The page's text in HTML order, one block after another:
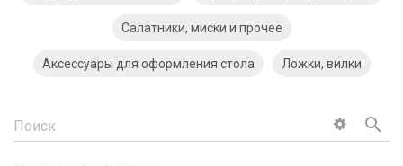
Салатники, миски и прочее
Аксессуары для оформления стола Ложки, вилки
search